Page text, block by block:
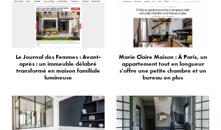
Le Journal des Femmes : Avant-
après : un immeuble délabré
transformé en maison familiale
lumineuse
Marie Claire Maison : À Paris, un
appartement tout en longueur
s'offre une petite chambre et un
bureau en plus